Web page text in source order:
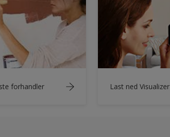
forhandler Last ned Visualizer